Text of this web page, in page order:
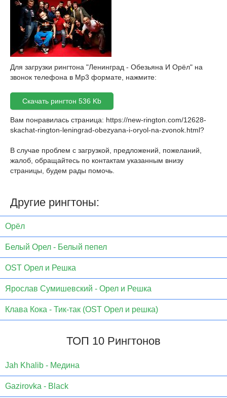
Для загрузки рингтона "Ленинград - Обезьяна И Орёл" на
звонок телефона в Mp3 формате, нажмите:
Скачать рингтон 536 Kb
Вам понравилась страница: https://new-rington.com/12628-
skachat-rington-leningrad-obezyana-i-oryol-na-zvonok.html?
В случае проблем с загрузкой, предложений, пожеланий,
жалоб, обращайтесь по контактам указанным внизу
страницы, будем рады помочь.
Другие рингтоны:
Орёл
Белый Орел - Белый пепел
OST Орел и Решка
Ярослав Сумишевский - Орел и Решка
Клава Кока - Тик-так (OST Орел и решка)
ТОП 10 Рингтонов
Jаh Khаlib - Медина
Gazirovka - Black